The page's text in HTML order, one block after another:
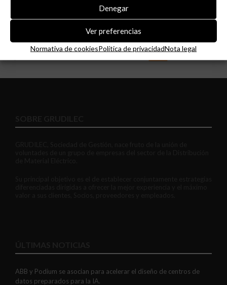
Denegar
Ver preferencias
Normativa de cookiesPolítica de privacidadNota legal
ABB y Podium se asocian para acelerar el diseño de centros de
datos preparados para la IA.